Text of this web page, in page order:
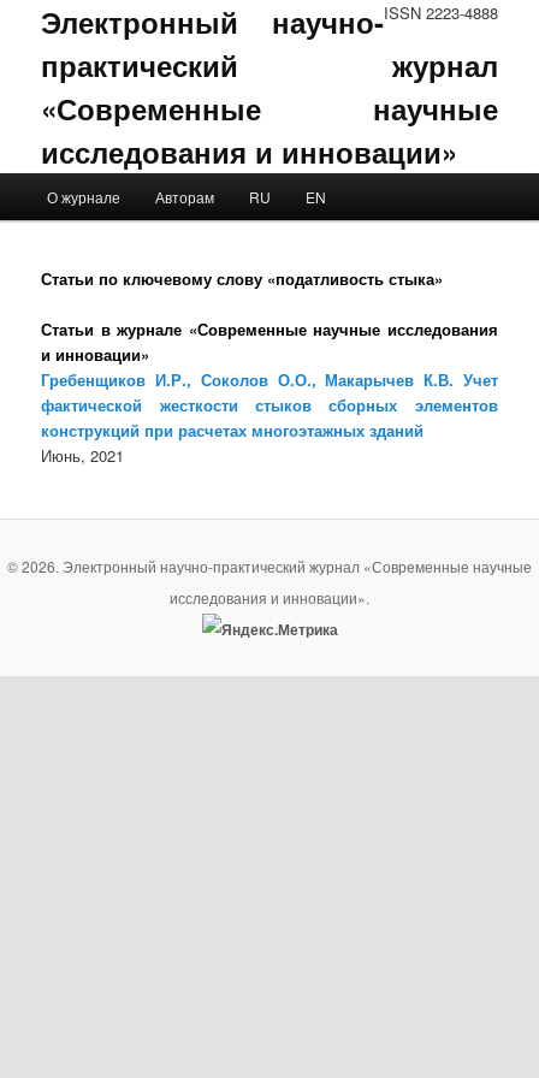
ISSN 2223-4888
Электронный научно-
практический журнал
«Современные научные
исследования и инновации»
Skip to primary content
Skip to secondary content
О журнале Авторам RU EN
Статьи по ключевому слову «податливость стыка»
Статьи в журнале «Современные научные исследования
и инновации»
Гребенщиков И.Р., Соколов О.О., Макарычев К.В. Учет
фактической жесткости стыков сборных элементов
конструкций при расчетах многоэтажных зданий
Июнь, 2021
© 2026. Электронный научно-практический журнал «Современные научные
исследования и инновации».